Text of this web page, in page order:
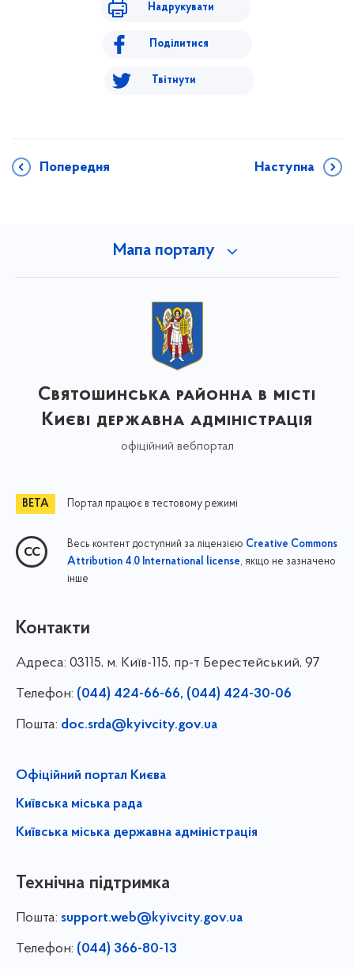
Надрукувати
Поділитися
Твітнути
Попередня Наступна
Мапа порталу
Святошинська районна в місті
Києві державна адміністрація
офіційний вебпортал
Портал працює в тестовому режимі
Весь контент доступний за ліцензією Creative Commons
Attribution 4.0 International license, якщо не зазначено
інше
Контакти
Адреса: 03115, м. Київ-115, пр-т Берестейський, 97
Телефон: (044) 424-66-66, (044) 424-30-06
Пошта: doc.srda@kyivcity.gov.ua
Офіційний портал Києва
Київська міська рада
Київська міська державна адміністрація
Технічна підтримка
Пошта: support.web@kyivcity.gov.ua
Телефон: (044) 366-80-13